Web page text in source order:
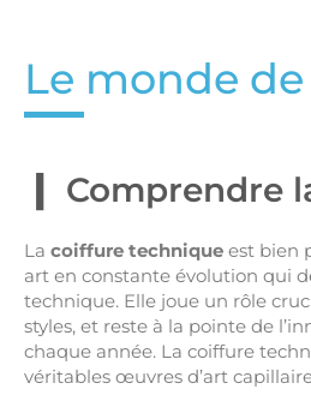
Le monde
Comprendre
La coiffure technique est bien
art en constante évolution qui
technique. Elle joue un rôle
styles, et reste à la pointe de
chaque année. La coiffure
véritables œuvres d’art